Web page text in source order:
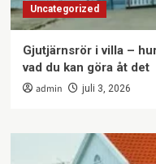
Uncategorized
Gjutjärnsrör i villa –
vad du kan göra åt det
admin juli 3, 2026